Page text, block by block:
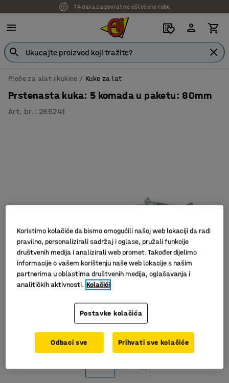
14 dana za povrat ne oštećene robe
Ploče za alat i kukice Kuke za lat
Prstenasta kuka: 5 komada u paketu: 80mm
Art. br. : 265241
Koristimo kolačiće da bismo omogućili našoj web lokaciji da radi
pravilno, personalizirali sadržaj i oglase, pružali funkcije
društvenih medija i analizirali web promet. Također dijelimo
informacije o vašem korištenju naše web lokacije s našim
partnerima u oblastima društvenih medija, oglašavanja i
analitičkih aktivnosti. Kolačići
Postavke kolačića
Odbaci sve Prihvati sve kolačiće